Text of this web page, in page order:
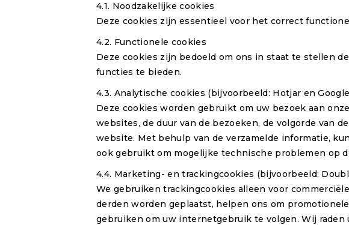
4.1. Noodzakelijke cookies
Deze cookies zijn essentieel voor het correct
4.2. Functionele cookies
Deze cookies zijn bedoeld om ons in staat te stellen
functies te bieden.
4.3. Analytische cookies (bijvoorbeeld: Hotjar en
Deze cookies worden gebruikt om uw bezoek aan
websites, de duur van de bezoeken, de volgorde van
website. Met behulp van de verzamelde informatie,
ook gebruikt om mogelijke technische problemen op
4.4. Marketing- en trackingcookies (bijvoorbeeld:
We gebruiken trackingcookies alleen voor
derden worden geplaatst, helpen ons om
gebruiken om uw internetgebruik te volgen. Wij